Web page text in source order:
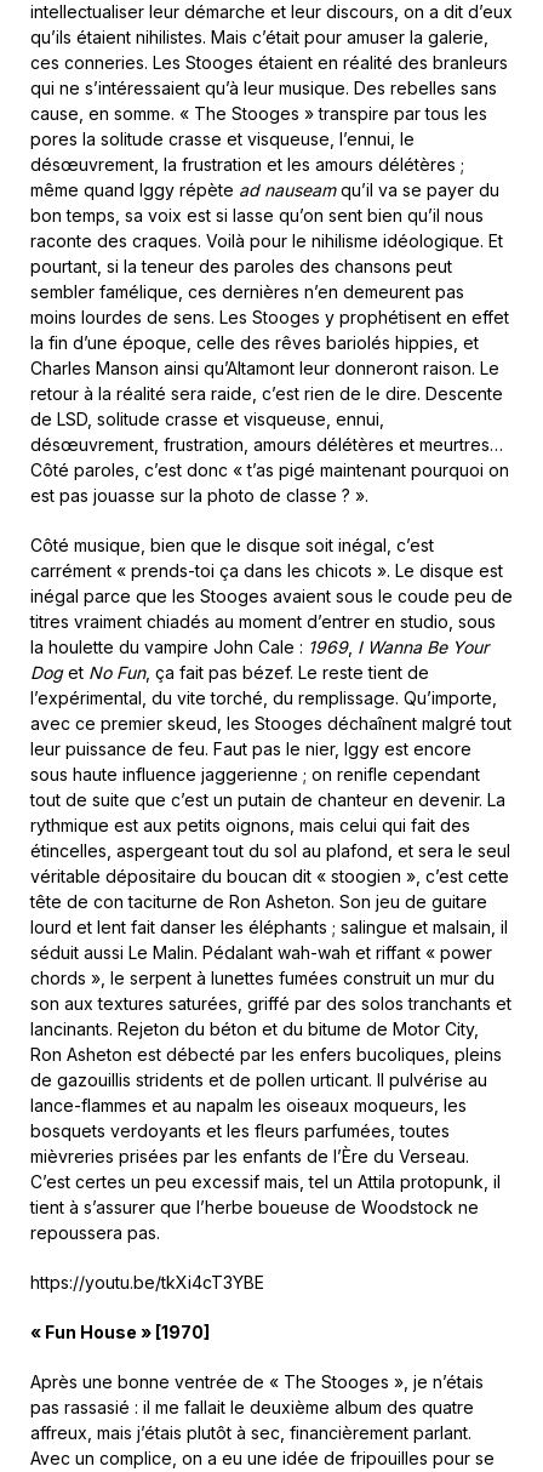
intellectualiser leur démarche et leur discours, on a dit d’eux
qu’ils étaient nihilistes. Mais c’était pour amuser la galerie,
ces conneries. Les Stooges étaient en réalité des branleurs
qui ne s’intéressaient qu’à leur musique. Des rebelles sans
cause, en somme. « The Stooges » transpire par tous les
pores la solitude crasse et visqueuse, l’ennui, le
désœuvrement, la frustration et les amours délétères ;
même quand Iggy répète ad nauseamqu’il va se payer du
bon temps, sa voix est si lasse qu’on sent bien qu’il nous
raconte des craques. Voilà pour le nihilisme idéologique. Et
pourtant, si la teneur des paroles des chansons peut
sembler famélique, ces dernières n’en demeurent pas
moins lourdes de sens. Les Stooges y prophétisent en effet
la fin d’une époque, celle des rêves bariolés hippies, et
Charles Manson ainsi qu’Altamont leur donneront raison. Le
retour à la réalité sera raide, c’est rien de le dire. Descente
de LSD, solitude crasse et visqueuse, ennui,
désœuvrement, frustration, amours délétères et meurtres…
Côté paroles, c’est donc « t’as pigé maintenant pourquoi on
est pas jouasse sur la photo de classe ? ».
Côté musique, bien que le disque soit inégal, c’est
carrément « prends-toi ça dans les chicots ». Le disque est
inégal parce que les Stooges avaient sous le coude peu de
titres vraiment chiadés au moment d’entrer en studio, sous
la houlette du vampire John Cale : 1969, I Wanna Be Your
Doget No Fun, ça fait pas bézef. Le reste tient de
l’expérimental, du vite torché, du remplissage. Qu’importe,
avec ce premier skeud, les Stooges déchaînent malgré tout
leur puissance de feu. Faut pas le nier, Iggy est encore
sous haute influence jaggerienne ; on renifle cependant
tout de suite que c’est un putain de chanteur en devenir. La
rythmique est aux petits oignons, mais celui qui fait des
étincelles, aspergeant tout du sol au plafond, et sera le seul
véritable dépositaire du boucan dit « stoogien », c’est cette
tête de con taciturne de Ron Asheton. Son jeu de guitare
lourd et lent fait danser les éléphants ; salingue et malsain, il
séduit aussi Le Malin. Pédalant wah-wah et riffant « power
chords », le serpent à lunettes fumées construit un mur du
son aux textures saturées, griffé par des solos tranchants et
lancinants. Rejeton du béton et du bitume de Motor City,
Ron Asheton est débecté par les enfers bucoliques, pleins
de gazouillis stridents et de pollen urticant. Il pulvérise au
lance-flammes et au napalm les oiseaux moqueurs, les
bosquets verdoyants et les fleurs parfumées, toutes
mièvreries prisées par les enfants de l’Ère du Verseau.
C’est certes un peu excessif mais, tel un Attila protopunk, il
tient à s’assurer que l’herbe boueuse de Woodstock ne
repoussera pas.
https://youtu.be/tkXi4cT3YBE
« Fun House » [1970]
Après une bonne ventrée de « The Stooges », je n’étais
pas rassasié : il me fallait le deuxième album des quatre
affreux, mais j’étais plutôt à sec, financièrement parlant.
Avec un complice, on a eu une idée de fripouilles pour se